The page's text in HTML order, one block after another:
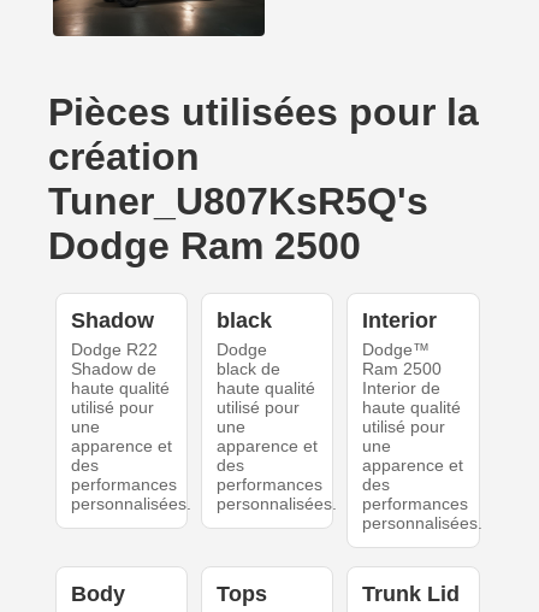
Pièces utilisées pour la
création
Tuner_U807KsR5Q's
Dodge Ram 2500
Shadow
Dodge R22
Shadow de
haute qualité
utilisé pour
une
apparence et
des
performances
personnalisées.
black
Dodge
black de
haute qualité
utilisé pour
une
apparence et
des
performances
personnalisées.
Interior
Dodge™
Ram 2500
Interior de
haute qualité
utilisé pour
une
apparence et
des
performances
personnalisées.
Body Tops Trunk Lid